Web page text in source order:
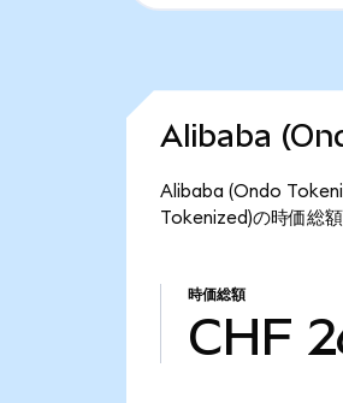
Alibaba
Alibaba (Ondo
Tokenized)の時価総
時価総額
CHF